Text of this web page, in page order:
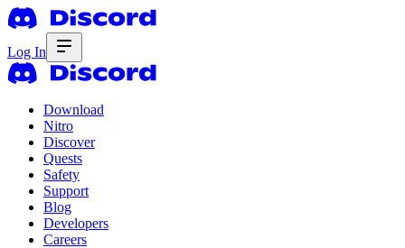
Log In
Download
Nitro
Discover
Quests
Safety
Support
Blog
Developers
Careers